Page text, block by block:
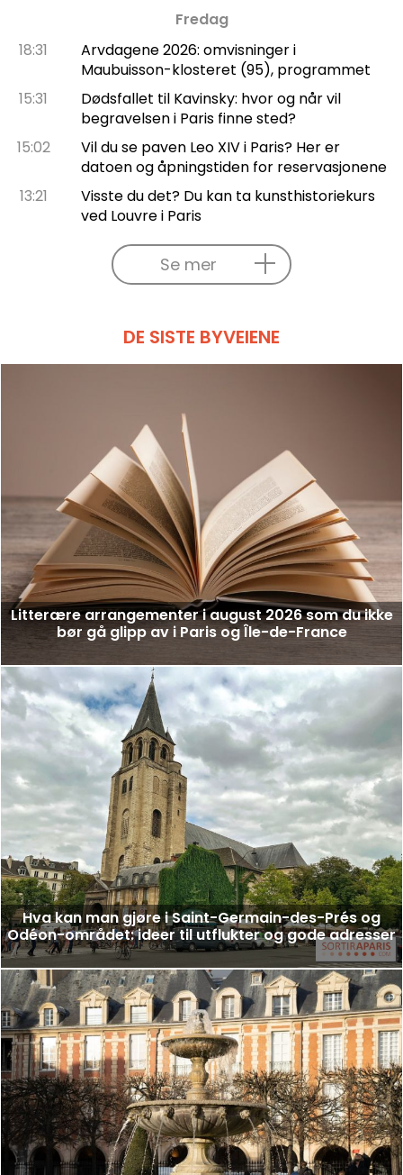
Fredag
18:31
Arvdagene 2026: omvisninger i
Maubuisson-klosteret (95), programmet
15:31
Dødsfallet til Kavinsky: hvor og når vil
begravelsen i Paris finne sted?
15:02
Vil du se paven Leo XIV i Paris? Her er
datoen og åpningstiden for reservasjonene
13:21
Visste du det? Du kan ta kunsthistoriekurs
ved Louvre i Paris
Se mer
DE SISTE BYVEIENE
Litterære arrangementer i august 2026 som du ikke
bør gå glipp av i Paris og Île-de-France
Hva kan man gjøre i Saint-Germain-des-Prés og
Odéon-området: ideer til utflukter og gode adresser